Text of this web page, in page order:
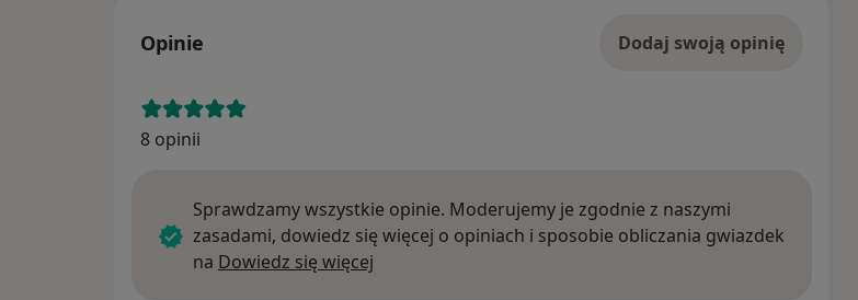
Opinie Dodaj swoją opinię
8 opinii
Sprawdzamy wszystkie opinie. Moderujemy je zgodnie z naszymi
zasadami, dowiedz się więcej o opiniach i sposobie obliczania gwiazdek
na Dowiedz się więcej